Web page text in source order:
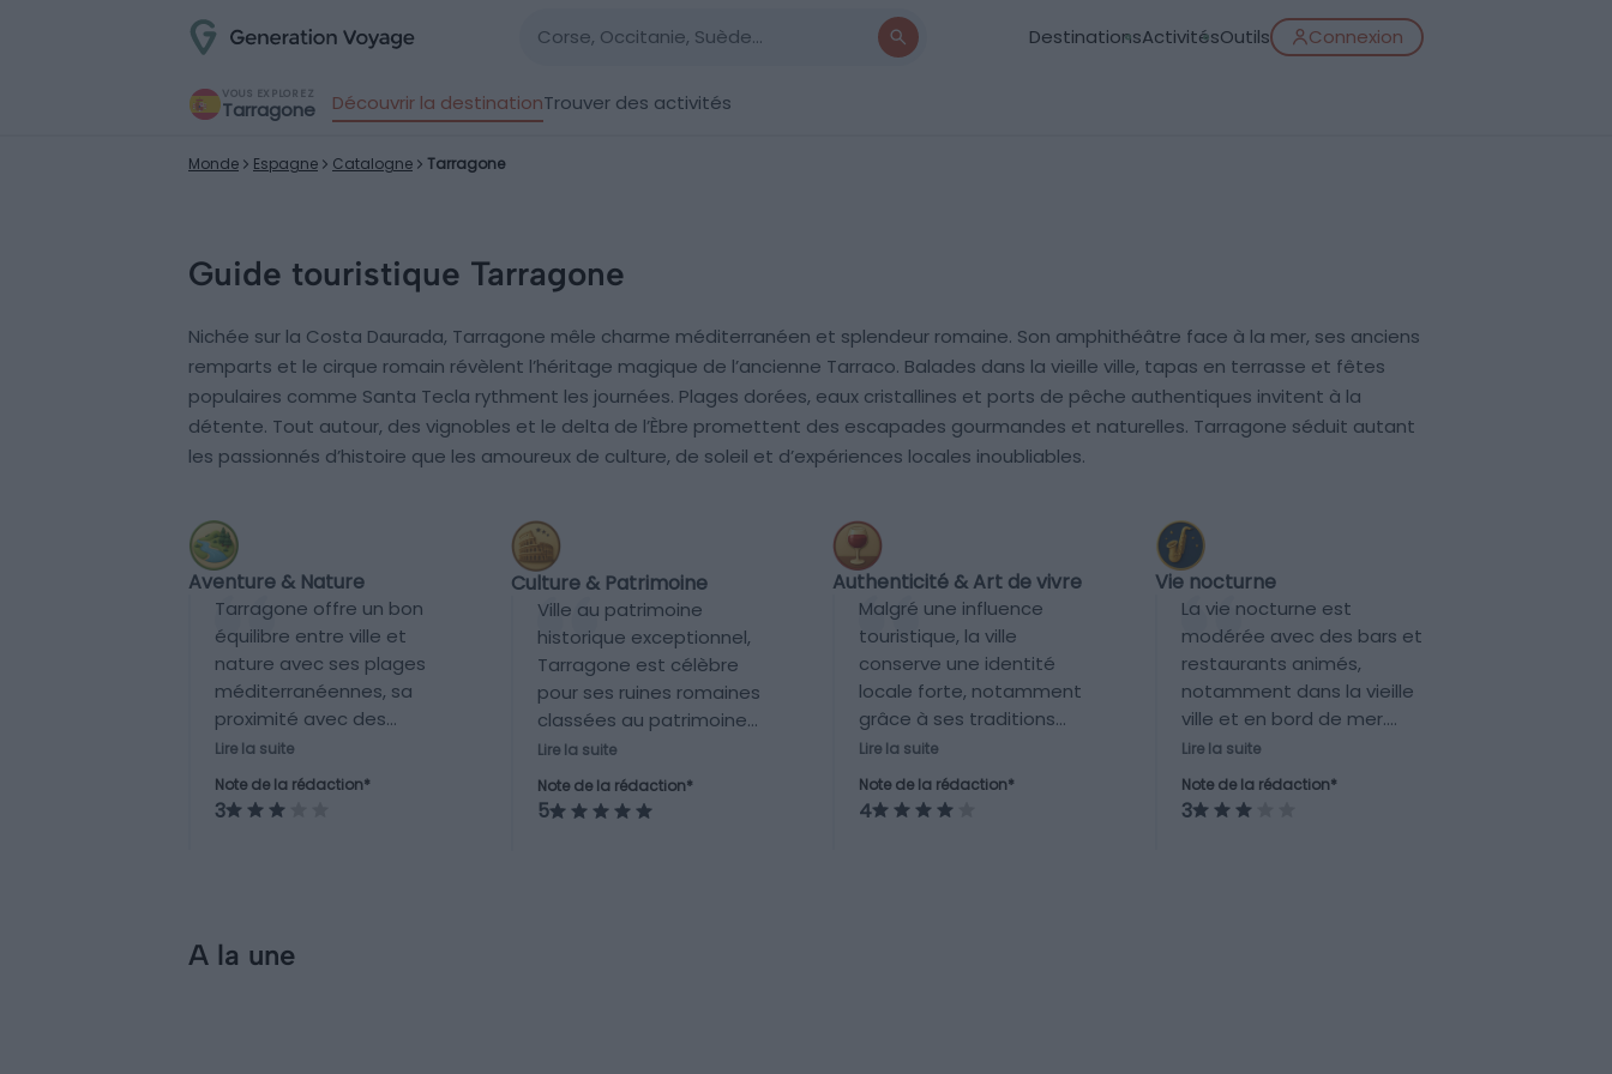
DestinationsActivitésOutils Connexion
VOUS EXPLOREZ
Tarragone Découvrir la destinationTrouver des activités
Monde Espagne Catalogne Tarragone
Guide touristique Tarragone
Nichée sur la Costa Daurada, Tarragone mêle charme méditerranéen et splendeur romaine. Son amphithéâtre face à la mer, ses anciens
remparts et le cirque romain révèlent l’héritage magique de l’ancienne Tarraco. Balades dans la vieille ville, tapas en terrasse et fêtes
populaires comme Santa Tecla rythment les journées. Plages dorées, eaux cristallines et ports de pêche authentiques invitent à la
détente. Tout autour, des vignobles et le delta de l’Èbre promettent des escapades gourmandes et naturelles. Tarragone séduit autant
les passionnés d’histoire que les amoureux de culture, de soleil et d’expériences locales inoubliables.
Aventure & Nature
Tarragone offre un bon
équilibre entre ville et
nature avec ses plages
méditerranéennes, sa
proximité avec des
espaces naturels comme
les montagnes de Prades
et quelques sentiers de
Lire la suite
Note de la rédaction*
3
Culture & Patrimoine
Ville au patrimoine
historique exceptionnel,
Tarragone est célèbre
pour ses ruines romaines
classées au patrimoine
mondial de l’UNESCO,
comme l’amphithéâtre
romain, le cirque et les
Lire la suite
Note de la rédaction*
5
Authenticité & Art de vivre
Malgré une influence
touristique, la ville
conserve une identité
locale forte, notamment
grâce à ses traditions
catalanes, ses marchés,
sa gastronomie locale et
ses fêtes traditionnelles
Lire la suite
Note de la rédaction*
4
Vie nocturne
La vie nocturne est
modérée avec des bars et
restaurants animés,
notamment dans la vieille
ville et en bord de mer.
Toutefois, ce n’est pas
une destination
recherchée
Lire la suite
Note de la rédaction*
3
A la une